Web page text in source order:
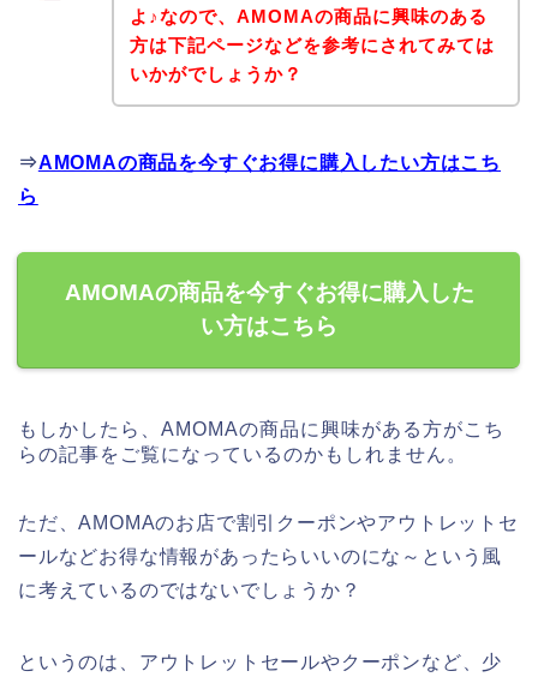
よ♪なので、AMOMAの商品に興味のある
方は下記ページなどを参考にされてみては
いかがでしょうか？
⇒AMOMAの商品を今すぐお得に購入したい方はこち
ら
AMOMAの商品を今すぐお得に購入した
い方はこちら
もしかしたら、AMOMAの商品に興味がある方がこち
らの記事をご覧になっているのかもしれません。
ただ、AMOMAのお店で割引クーポンやアウトレットセ
ールなどお得な情報があったらいいのにな～という風
に考えているのではないでしょうか？
というのは、アウトレットセールやクーポンなど、少